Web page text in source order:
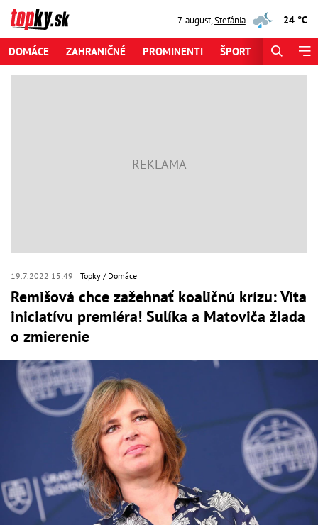
7. august,Štefánia 24 °C
DOMÁCE ZAHRANIČNÉ PROMINENTI ŠPORT
19.7.2022 15:49 Topky Domáce
Remišová chce zažehnať koaličnú krízu: Víta
iniciatívu premiéra! Sulíka a Matoviča žiada
o zmierenie